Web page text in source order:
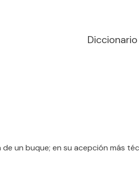
de un buque; en su acepción más